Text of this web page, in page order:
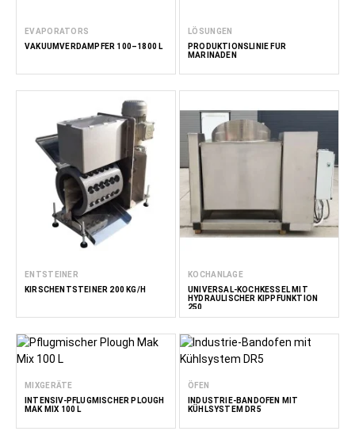
EVAPORATORS
VAKUUMVERDAMPFER 100–1800 L
LÖSUNGEN
PRODUKTIONSLINIE FÜR
MARINADEN
ENTSTEINER
KIRSCHENTSTEINER 200 KG/H
KOCHANLAGE
UNIVERSAL-KOCHKESSEL MIT
HYDRAULISCHER KIPPFUNKTION
250
MIXGERÄTE
INTENSIV-PFLUGMISCHER PLOUGH
MAK MIX 100 L
ÖFEN
INDUSTRIE-BANDOFEN MIT
KÜHLSYSTEM DR5